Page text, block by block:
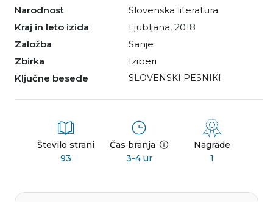
Narodnost
slovenska literatura
Kraj in leto izida
Ljubljana, 2018
Založba
Sanje
Zbirka
Iziberi
Ključne besede
SLOVENSKI PESNIKI
Število strani
93
Čas branja
3-4 ur
Nagrade
1